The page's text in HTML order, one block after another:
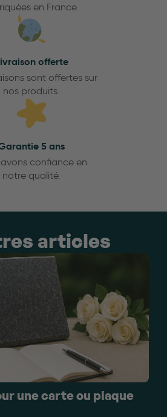
en France.
offerte
sont offertes sur
nos produits.
5 ans
confiance en
notre qualité.
articles
une carte ou plaque